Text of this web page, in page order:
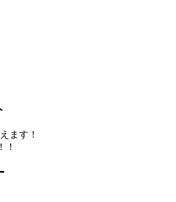
ます！
！